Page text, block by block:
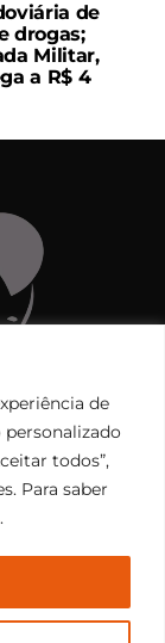
de
todos”,
Para saber
.
de
drogas;
Militar,
a R$ 4
Todos os